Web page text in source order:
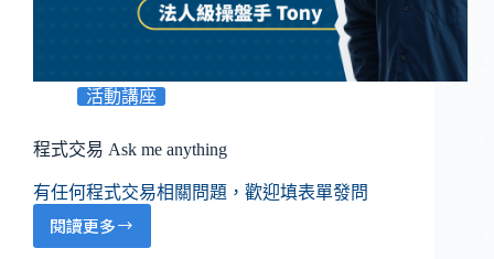
活動講座
程式交易 Ask me anything
有任何程式交易相關問題，歡迎填表單發問
閱讀更多